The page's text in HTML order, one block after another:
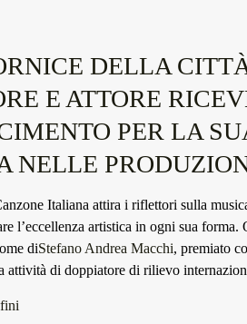
DELLA
E ATTORE
PER LA
NELLE
Italiana attira i riflettori sulla
l’eccellenza artistica in ogni sua forma.
diStefano Andrea Macchi, premiato
attività di doppiatore di rilievo